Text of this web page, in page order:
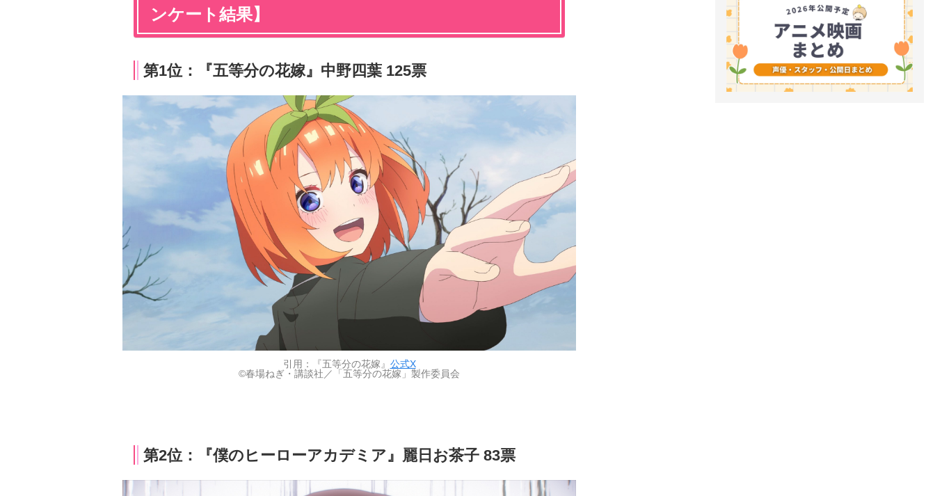
ンケート結果】
第1位：『五等分の花嫁』中野四葉 125票
引用：『五等分の花嫁』 公式X
©春場ねぎ・講談社／「五等分の花嫁」製作委員会
第2位：『僕のヒーローアカデミア』麗日お茶子 83票